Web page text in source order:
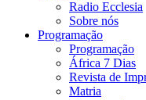
Radio Ecclesia
Sobre nós
Programação
Programação
África 7 Dias
Revista de
Matria